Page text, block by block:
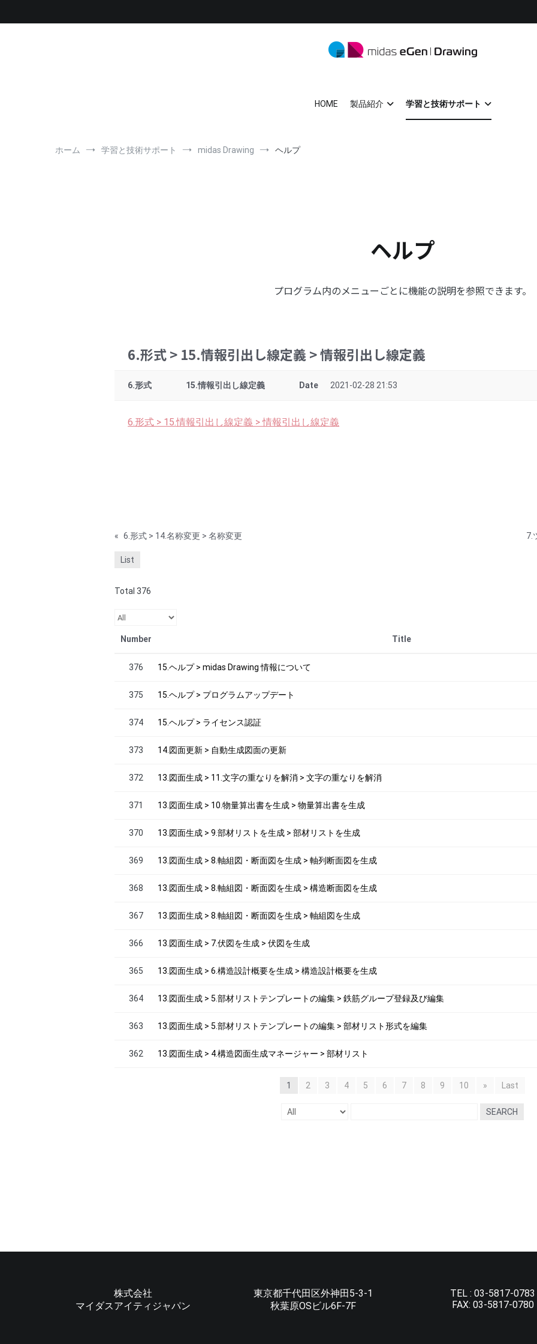
HOME 製品紹介 学習と技術サポート
ホーム 学習と技術サポート midas Drawing ヘルプ
ヘルプ
プログラム内のメニューごとに機能の説明を参照できます。
6.形式 > 15.情報引出し線定義 > 情報引出し線定義
6.形式 15.情報引出し線定義 Date 2021-02-28 21:53
6.形式 > 15.情報引出し線定義 > 情報引出し線定義
« 6.形式 > 14.名称変更 > 名称変更 7.
List
Total 376
Number Title
376 15.ヘルプ > midas Drawing 情報について
375 15.ヘルプ > プログラムアップデート
374 15.ヘルプ > ライセンス認証
373 14.図面更新 > 自動生成図面の更新
372 13.図面生成 > 11.文字の重なりを解消 > 文字の重なりを解消
371 13.図面生成 > 10.物量算出書を生成 > 物量算出書を生成
370 13.図面生成 > 9.部材リストを生成 > 部材リストを生成
369 13.図面生成 > 8.軸組図・断面図を生成 > 軸列断面図を生成
368 13.図面生成 > 8.軸組図・断面図を生成 > 構造断面図を生成
367 13.図面生成 > 8.軸組図・断面図を生成 > 軸組図を生成
366 13.図面生成 > 7.伏図を生成 > 伏図を生成
365 13.図面生成 > 6.構造設計概要を生成 > 構造設計概要を生成
364 13.図面生成 > 5.部材リストテンプレートの編集 > 鉄筋グループ登録及び編集
363 13.図面生成 > 5.部材リストテンプレートの編集 > 部材リスト形式を編集
362 13.図面生成 > 4.構造図面生成マネージャー > 部材リスト
1 2 3 4 5 6 7 8 9 10 » Last
SEARCH
株式会社
マイダスアイティジャパン
東京都千代田区外神田5-3-1
秋葉原OSビル6F-7F
TEL : 03-5817-0783
FAX: 03-5817-0780